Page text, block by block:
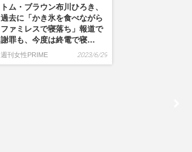
トム・ブラウン布川ひろき、
過去に「かき氷を食べながら
ファミレスで寝落ち」報道で
謝罪も、今度は終電で寝…
週刊女性PRIME 2023/6/29